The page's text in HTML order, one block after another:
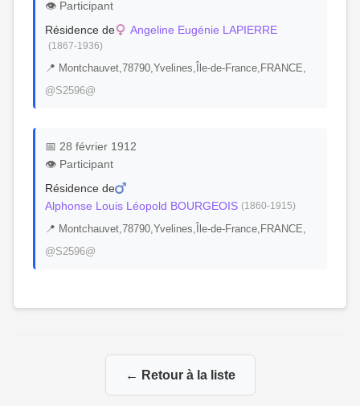
👁️ Participant
Résidence de
Angeline Eugénie LAPIERRE
(1867-1936)
📍 Montchauvet,78790,Yvelines,Île-de-France,FRANCE,
@S2596@
📅 28 février 1912
👁️ Participant
Résidence de
Alphonse Louis Léopold BOURGEOIS (1860-1915)
📍 Montchauvet,78790,Yvelines,Île-de-France,FRANCE,
@S2596@
← Retour à la liste